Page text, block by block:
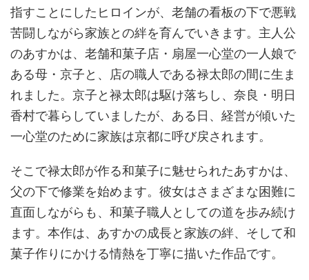
指すことにしたヒロインが、老舗の看板の下で悪戦
苦闘しながら家族との絆を育んでいきます。主人公
のあすかは、老舗和菓子店・扇屋一心堂の一人娘で
ある母・京子と、店の職人である禄太郎の間に生ま
れました。京子と禄太郎は駆け落ちし、奈良・明日
香村で暮らしていましたが、ある日、経営が傾いた
一心堂のために家族は京都に呼び戻されます。
そこで禄太郎が作る和菓子に魅せられたあすかは、
父の下で修業を始めます。彼女はさまざまな困難に
直面しながらも、和菓子職人としての道を歩み続け
ます。本作は、あすかの成長と家族の絆、そして和
菓子作りにかける情熱を丁寧に描いた作品です。